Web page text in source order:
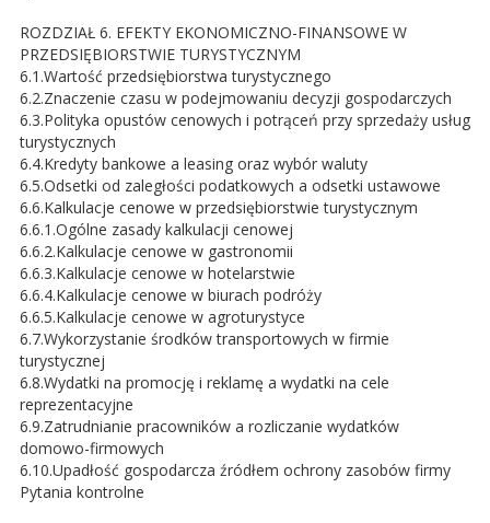
ROZDZIAŁ 6. EFEKTY EKONOMICZNO-FINANSOWE W
PRZEDSIĘBIORSTWIE TURYSTYCZNYM
6.1.Wartość przedsiębiorstwa turystycznego
6.2.Znaczenie czasu w podejmowaniu decyzji gospodarczych
6.3.Polityka opustów cenowych i potrąceń przy sprzedaży usług
turystycznych
6.4.Kredyty bankowe a leasing oraz wybór waluty
6.5.Odsetki od zaległości podatkowych a odsetki ustawowe
6.6.Kalkulacje cenowe w przedsiębiorstwie turystycznym
6.6.1.Ogólne zasady kalkulacji cenowej
6.6.2.Kalkulacje cenowe w gastronomii
6.6.3.Kalkulacje cenowe w hotelarstwie
6.6.4.Kalkulacje cenowe w biurach podróży
6.6.5.Kalkulacje cenowe w agroturystyce
6.7.Wykorzystanie środków transportowych w firmie
turystycznej
6.8.Wydatki na promocję i reklamę a wydatki na cele
reprezentacyjne
6.9.Zatrudnianie pracowników a rozliczanie wydatków
domowo-firmowych
6.10.Upadłość gospodarcza źródłem ochrony zasobów firmy
Pytania kontrolne